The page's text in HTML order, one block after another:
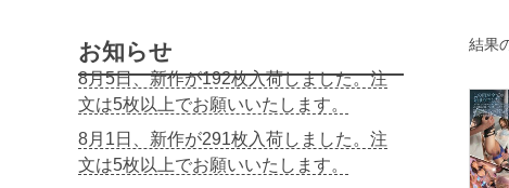
結果
お知らせ
8月5日、新作が192枚入荷しました。注
文は5枚以上でお願いいたします。
8月1日、新作が291枚入荷しました。注
文は5枚以上でお願いいたします。